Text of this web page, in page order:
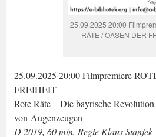
25.09.2025 20:00
RÄTE / OASEN DER
25.09.2025 20:00 Filmpremiere
FREIHEIT
Rote Räte – Die bayrische
von Augenzeugen
D 2019, 60 min, Regie Klaus Stanjek